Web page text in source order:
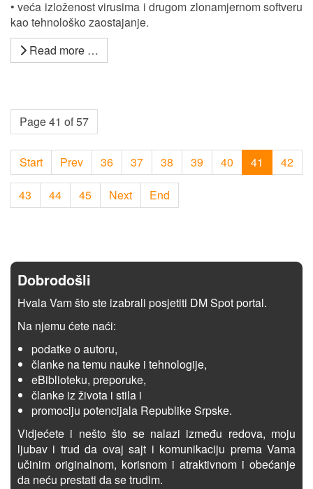
• veća izloženost virusima i drugom zlonamjernom softveru
kao tehnološko zaostajanje.
Read more …
Page 41 of 57
Start Prev 36 37 38 39 40 41 42
43 44 45 Next End
Dobrodošli
Hvala Vam što ste izabrali posjetiti DM Spot portal.
Na njemu ćete naći:
podatke o autoru,
članke na temu nauke i tehnologije,
eBiblioteku, preporuke,
članke iz života i stila i
promociju potencijala Republike Srpske.
Vidjećete i nešto što se nalazi između redova, moju
ljubav i trud da ovaj sajt i komunikaciju prema Vama
učinim originalnom, korisnom i atraktivnom i obećanje
da neću prestati da se trudim.